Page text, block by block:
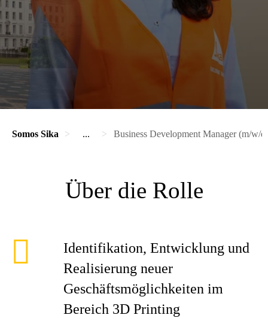
Somos Sika ... Business Development Manager (m/w/
Über die Rolle
Identifikation, Entwicklung und
Realisierung neuer
Geschäftsmöglichkeiten im
Bereich 3D Printing